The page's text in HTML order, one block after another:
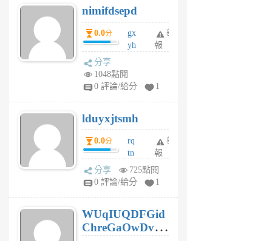
U
5
個
月
nimifdsepd
0.0分
gx
yh
jl
月
前
舉
報
分享
1048點閱
0 評論/給分
1
lduyxjtsmh
0.0分
rq
tn
jt
gl
個
月
前
舉
報
分享
725點閱
0 評論/給分
1
WUqIUQDFGid
ChreGaOwDv